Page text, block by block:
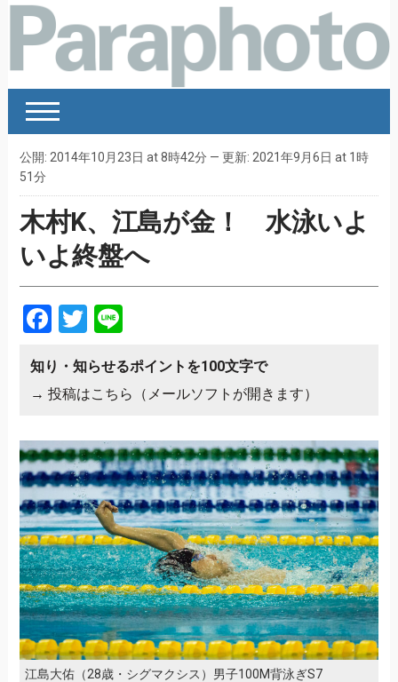
公開: 2014年10月23日 at 8時42分 — 更新: 2021年9月6日 at 1時
51分
木村K、江島が金！ 水泳いよ
いよ終盤へ
Facebook
Twitter
Line
知り・知らせるポイントを100文字で
→ 投稿はこちら（メールソフトが開きます）
江島大佑（28歳・シグマクシス）男子100M背泳ぎS7